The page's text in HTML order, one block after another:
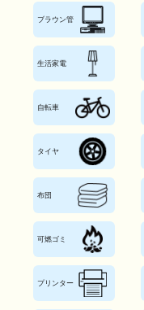
ブラウン管
生活家電
自転車
タイヤ
布団
可燃ゴミ
プリンター